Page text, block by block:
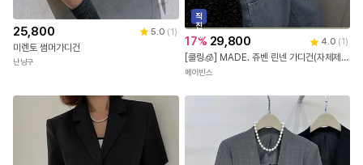
25,800 5.0 (1)
미렌토 썸머가디건
난닝구
직
진
배
송
17% 29,800 4.0 (1 )
[쿨링🧊] MADE. 쥬벤 린넨 가디건(자체제작 제작상품 가디건 린넨가디건 여름가디건 썸머가디건 살안타템 살안타가디건 쿨링가디건 베이직 기본템)
메이빈스